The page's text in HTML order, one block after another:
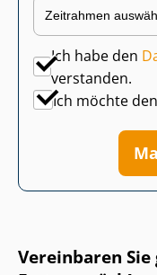
Vereinbaren
Ich habe den
verstanden.
Ich möchte